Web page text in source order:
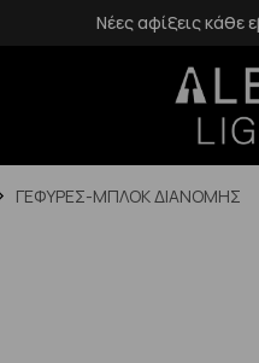
— Ανακάλυψέ τες
ΓΕΦΥΡΕΣ-ΜΠΛΟΚ ΔΙΑΝΟΜΗΣ